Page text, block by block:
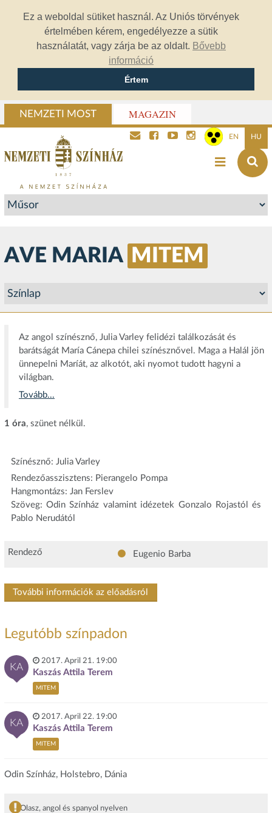
Ez a weboldal sütiket használ. Az Uniós törvények
értelmében kérem, engedélyezze a sütik
használatát, vagy zárja be az oldalt. Bővebb
információ
Értem
NEMZETI MOST MAGAZIN
EN HU
AVE MARIA MITEM
Az angol színésznő, Julia Varley felidézi találkozását és
barátságát María Cánepa chilei színésznővel. Maga a Halál jön
ünnepelni Maríát, az alkotót, aki nyomot tudott hagyni a
világban.
Tovább...
1 óra, szünet nélkül.
Színésznő: Julia Varley
Rendezőasszisztens: Pierangelo Pompa
Hangmontázs: Jan Ferslev
Szöveg: Odin Színház valamint idézetek Gonzalo Rojastól és
Pablo Nerudától
Rendező Eugenio Barba
További információk az előadásról
Legutóbb színpadon
KA
2017. April 21. 19:00
Kaszás Attila Terem
MITEM
KA
2017. April 22. 19:00
Kaszás Attila Terem
MITEM
Odin Színház, Holstebro, Dánia
Olasz, angol és spanyol nyelven